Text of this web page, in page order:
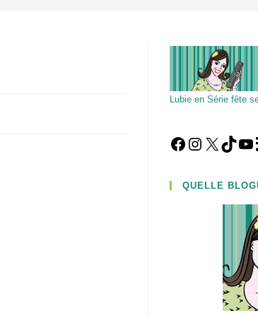
Lubie en Série fête
Facebook
Instagram
X TikTok
QUELLE